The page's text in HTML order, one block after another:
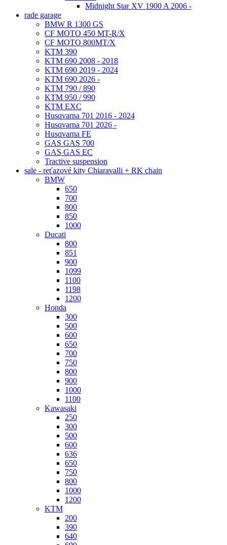
Midnight Star XV 1900 A 2006 -
rade garage
BMW R 1300 GS
CF MOTO 450 MT-R/X
CF MOTO 800MT/X
KTM 390
KTM 690 2008 - 2018
KTM 690 2019 - 2024
KTM 690 2026 -
KTM 790 / 890
KTM 950 / 990
KTM EXC
Husqvarna 701 2016 - 2024
Husqvarna 701 2026 -
Husqvarna FE
GAS GAS 700
GAS GAS EC
Tractive suspension
sale - reťazové kity Chiaravalli + RK chain
BMW
650
700
800
850
1000
Ducati
800
851
900
1099
1100
1198
1200
Honda
300
500
600
650
700
750
800
900
1000
1100
Kawasaki
250
300
500
600
636
650
750
800
1000
1200
KTM
200
390
640